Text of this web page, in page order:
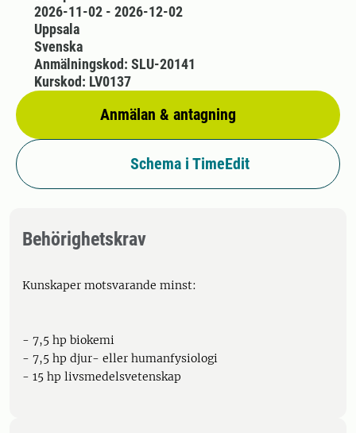
2026-11-02 - 2026-12-02
Uppsala
Svenska
Anmälan & antagning
Anmälningskod: SLU-20141
Kurskod: LV0137
Schema i TimeEdit
Behörighetskrav
Kunskaper motsvarande minst:
- 7,5 hp biokemi
- 7,5 hp djur- eller humanfysiologi
- 15 hp livsmedelsvetenskap